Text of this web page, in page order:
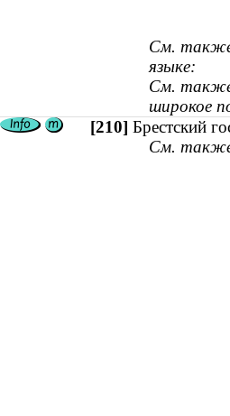
См.
языке:
См. также
широкое
[210] Брестский
См.